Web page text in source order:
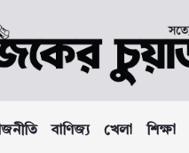
বাণিজ্য খেলা শিক্ষা